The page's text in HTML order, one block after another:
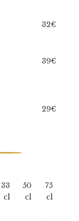
32€
39€
29€
33
cl
50
cl
75
cl